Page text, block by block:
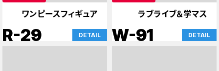
ワンピースフィギュア
R-29 DETAIL
ラブライブ＆学マス
W-91 DETAIL